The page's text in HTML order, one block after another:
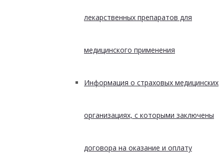
лекарственных препаратов для
медицинского применения
Информация о страховых медицинских
организациях, с которыми заключены
договора на оказание и оплату